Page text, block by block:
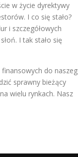
w życie dyrektywy
I co się stało?
i szczegółowych
I tak stało się
do
sprawny bieżący
wielu rynkach. Nasz